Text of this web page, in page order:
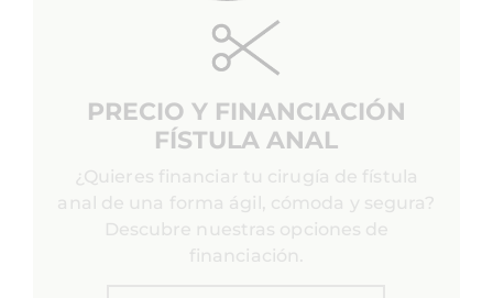
PRECIO Y FINANCIACIÓN
FÍSTULA ANAL
¿Quieres financiar tu cirugía de fístula
anal de una forma ágil, cómoda y segura?
Descubre nuestras opciones de
financiación.